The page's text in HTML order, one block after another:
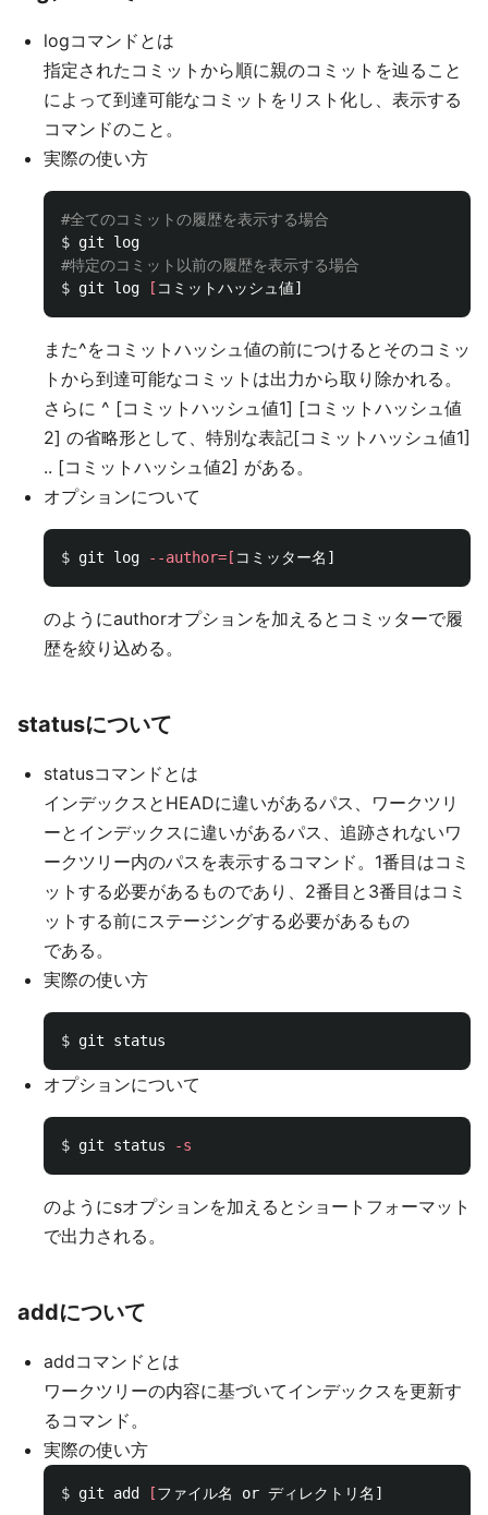
logコマンドとは
指定されたコミットから順に親のコミットを辿ること
によって到達可能なコミットをリスト化し、表示する
コマンドのこと。
実際の使い方
#全てのコミットの履歴を表示する場合
$
#特定のコミット以前の履歴を表示する場合
$ git log [
また^をコミットハッシュ値の前につけるとそのコミッ
トから到達可能なコミットは出力から取り除かれる。
さらに ^ [コミットハッシュ値1] [コミットハッシュ値
2] の省略形として、特別な表記[コミットハッシュ値1]
.. [コミットハッシュ値2] がある。
オプションについて
$ git log --author=[
のようにauthorオプションを加えるとコミッターで履
歴を絞り込める。
statusについて
statusコマンドとは
インデックスとHEADに違いがあるパス、ワークツリ
ーとインデックスに違いがあるパス、追跡されないワ
ークツリー内のパスを表示するコマンド。1番目はコミ
ットする必要があるものであり、2番目と3番目はコミ
ットする前にステージングする必要があるもの
である。
実際の使い方
$
オプションについて
$ git status -s
のようにsオプションを加えるとショートフォーマット
で出力される。
addについて
addコマンドとは
ワークツリーの内容に基づいてインデックスを更新す
るコマンド。
実際の使い方
$ git add [